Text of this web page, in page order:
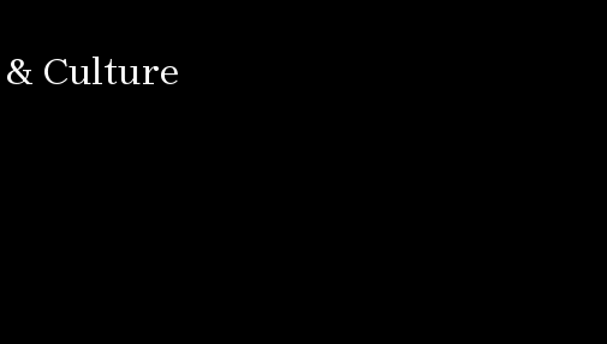
Culture